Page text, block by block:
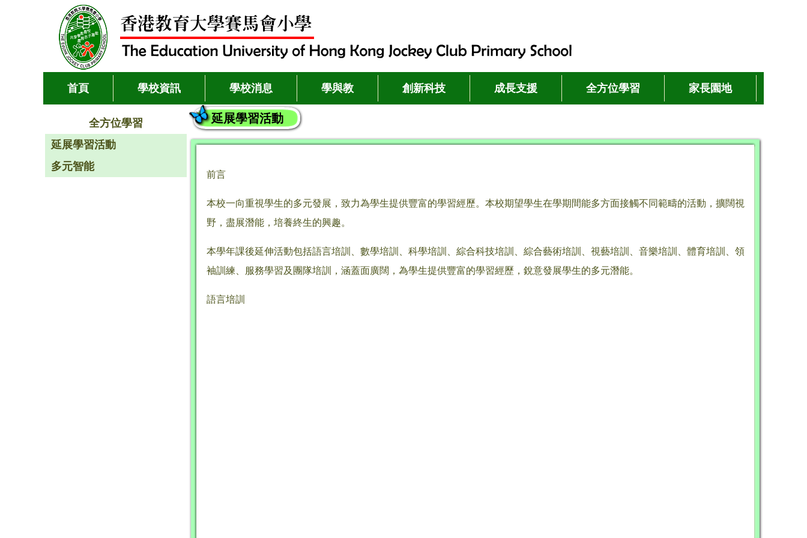
首頁 學校資訊 學校消息 學與教 創新科技 成長支援 全方位學習 家長園地
全方位學習
延展學習活動
多元智能
延展學習活動
前言
本校一向重視學生的多元發展，致力為學生提供豐富的學習經歷。本校期望學生在學期間能多方面接觸不同範疇的活動，擴闊視
野，盡展潛能，培養終生的興趣。
本學年課後延伸活動包括語言培訓、數學培訓、科學培訓、綜合科技培訓、綜合藝術培訓、視藝培訓、音樂培訓、體育培訓、領
袖訓練、服務學習及團隊培訓，涵蓋面廣闊，為學生提供豐富的學習經歷，銳意發展學生的多元潛能。
語言培訓